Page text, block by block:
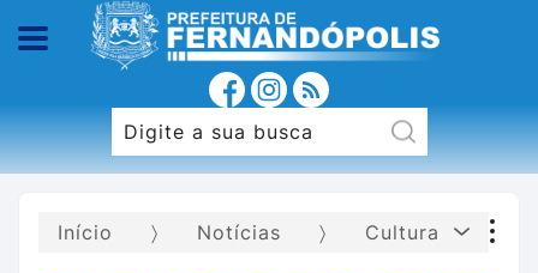
Início Notícias Cultura